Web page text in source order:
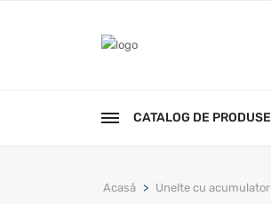
CATALOG DE PRODUSE
Acasă Unelte cu acumulator